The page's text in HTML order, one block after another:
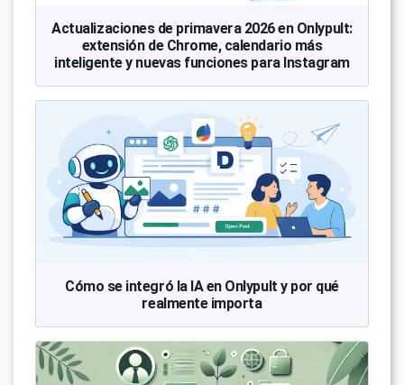
Actualizaciones de primavera 2026 en Onlypult:
extensión de Chrome, calendario más
inteligente y nuevas funciones para Instagram
Cómo se integró la IA en Onlypult y por qué
realmente importa